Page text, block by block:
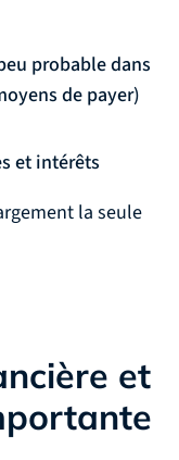
probable dans
de payer)
et intérêts
la seule
et